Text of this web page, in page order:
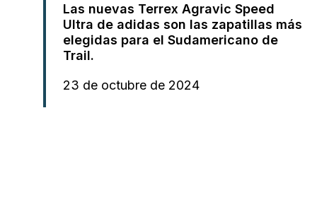
Las nuevas Terrex Agravic Speed
Ultra de adidas son las zapatillas más
elegidas para el Sudamericano de
Trail.
23 de octubre de 2024